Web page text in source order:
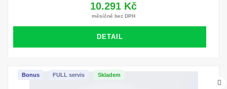
10.291 Kč
měsíčně bez DPH
DETAIL
Skladem
FULL servis
Bonus